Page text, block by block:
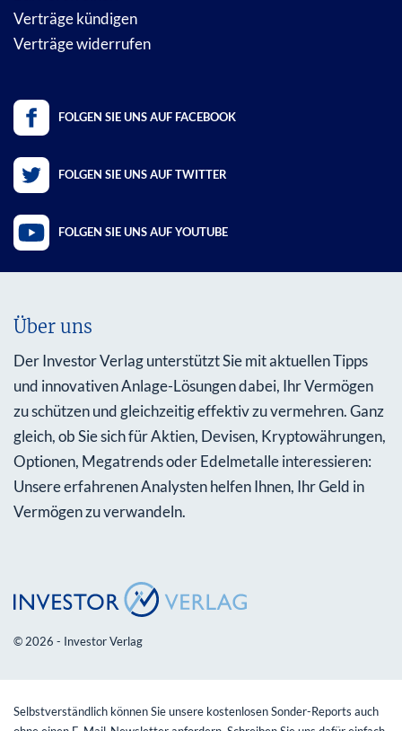
Verträge kündigen
Verträge widerrufen
FOLGEN SIE UNS AUF FACEBOOK
FOLGEN SIE UNS AUF TWITTER
FOLGEN SIE UNS AUF YOUTUBE
Über uns
Der Investor Verlag unterstützt Sie mit aktuellen Tipps
und innovativen Anlage-Lösungen dabei, Ihr Vermögen
zu schützen und gleichzeitig effektiv zu vermehren. Ganz
gleich, ob Sie sich für Aktien, Devisen, Kryptowährungen,
Optionen, Megatrends oder Edelmetalle interessieren:
Unsere erfahrenen Analysten helfen Ihnen, Ihr Geld in
Vermögen zu verwandeln.
© 2026 - Investor Verlag
Selbstverständlich können Sie unsere kostenlosen Sonder-Reports auch